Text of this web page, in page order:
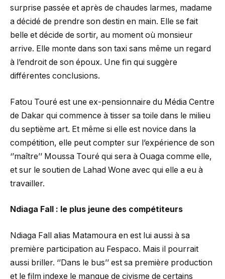
surprise passée et après de chaudes larmes, madame
a décidé de prendre son destin en main. Elle se fait
belle et décide de sortir, au moment où monsieur
arrive. Elle monte dans son taxi sans même un regard
à l’endroit de son époux. Une fin qui suggère
différentes conclusions.
Fatou Touré est une ex-pensionnaire du Média Centre
de Dakar qui commence à tisser sa toile dans le milieu
du septième art. Et même si elle est novice dans la
compétition, elle peut compter sur l’expérience de son
‘’maître’’ Moussa Touré qui sera à Ouaga comme elle,
et sur le soutien de Lahad Wone avec qui elle a eu à
travailler.
Ndiaga Fall : le plus jeune des compétiteurs
Ndiaga Fall alias Matamoura en est lui aussi à sa
première participation au Fespaco. Mais il pourrait
aussi briller. ‘’Dans le bus’’ est sa première production
et le film indexe le manque de civisme de certains